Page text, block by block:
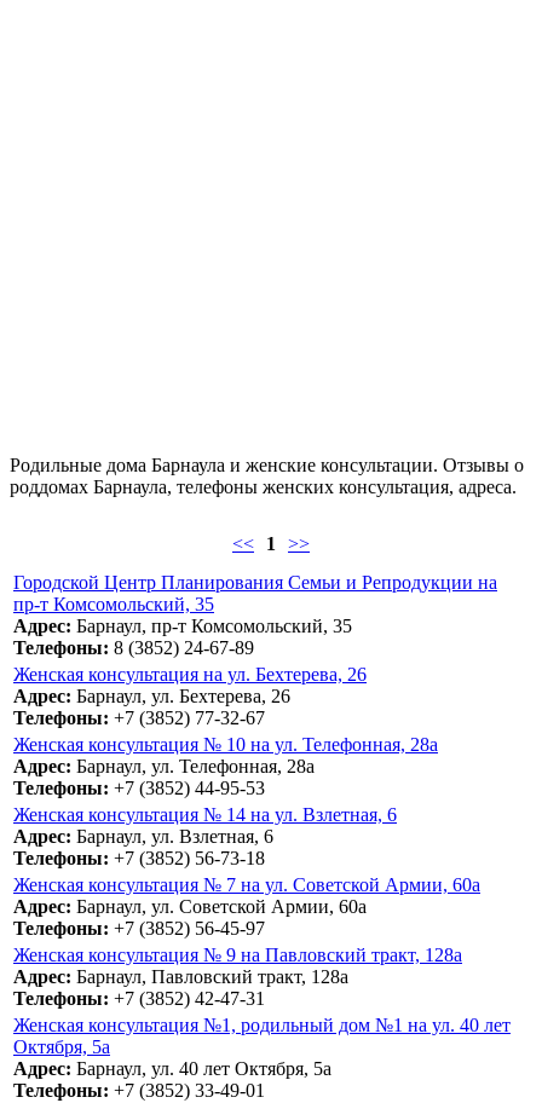
Родильные дома Барнаула и женские консультации. Отзывы о
роддомах Барнаула, телефоны женских консультация, адреса.
<< 1 >>
Городской Центр Планирования Семьи и Репродукции на
пр-т Комсомольский, 35
Адрес: Барнаул, пр-т Комсомольский, 35
Телефоны: 8 (3852) 24-67-89
Женская консультация на ул. Бехтерева, 26
Адрес: Барнаул, ул. Бехтерева, 26
Телефоны: +7 (3852) 77-32-67
Женская консультация № 10 на ул. Телефонная, 28а
Адрес: Барнаул, ул. Телефонная, 28а
Телефоны: +7 (3852) 44-95-53
Женская консультация № 14 на ул. Взлетная, 6
Адрес: Барнаул, ул. Взлетная, 6
Телефоны: +7 (3852) 56-73-18
Женская консультация № 7 на ул. Советской Армии, 60а
Адрес: Барнаул, ул. Советской Армии, 60а
Телефоны: +7 (3852) 56-45-97
Женская консультация № 9 на Павловский тракт, 128а
Адрес: Барнаул, Павловский тракт, 128а
Телефоны: +7 (3852) 42-47-31
Женская консультация №1, родильный дом №1 на ул. 40 лет
Октября, 5а
Адрес: Барнаул, ул. 40 лет Октября, 5а
Телефоны: +7 (3852) 33-49-01